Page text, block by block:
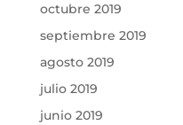
octubre 2019
septiembre 2019
agosto 2019
julio 2019
junio 2019